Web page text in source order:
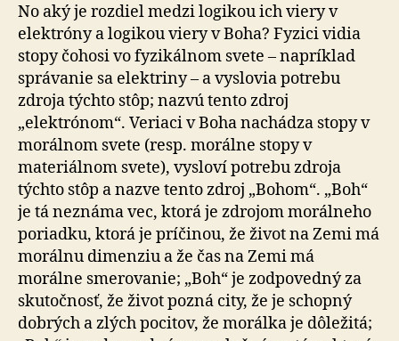
No aký je rozdiel medzi logikou ich viery v
elektróny a logikou viery v Boha? Fyzici vidia
stopy čohosi vo fyzikálnom svete – napríklad
správanie sa elektriny – a vyslovia potrebu
zdroja týchto stôp; nazvú tento zdroj
„elektrónom“. Veriaci v Boha nachádza stopy v
morálnom svete (resp. morálne stopy v
materiálnom svete), vysloví potrebu zdroja
týchto stôp a nazve tento zdroj „Bohom“. „Boh“
je tá neznáma vec, ktorá je zdrojom morálneho
poriadku, ktorá je príčinou, že život na Zemi má
morálnu dimenziu a že čas na Zemi má
morálne smerovanie; „Boh“ je zodpovedný za
skutočnosť, že život pozná city, že je schopný
dobrých a zlých pocitov, že morálka je dôležitá;